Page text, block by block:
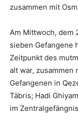
zusammen mit
Am Mittwoch, dem
sieben Gefangene
Zeitpunkt des
alt war, zusammen
Gefangenen in
Täbris; Hadi
im